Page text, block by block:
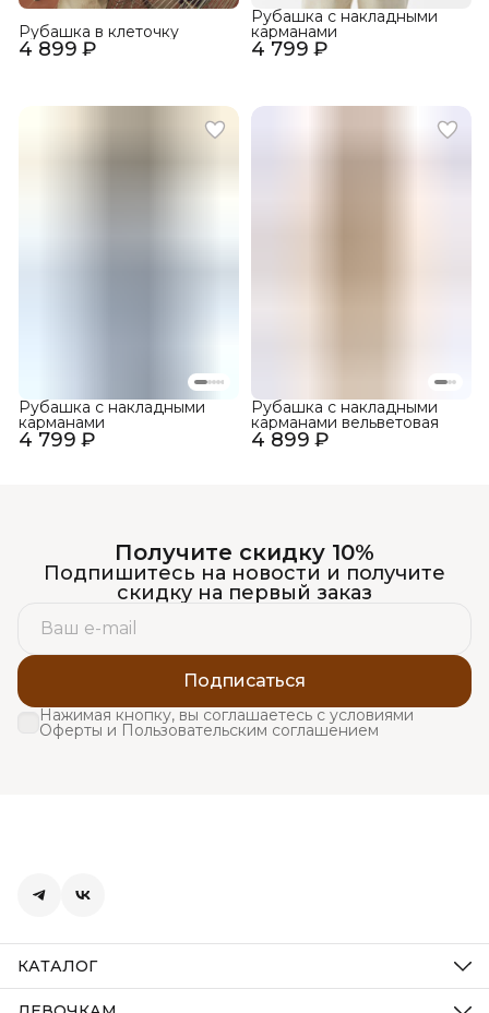
4 899 ₽
Рубашка в клеточку
4 799 ₽
Рубашка с накладными
карманами
4 799 ₽
Рубашка с накладными
карманами
4 899 ₽
Рубашка с накладными
карманами вельветовая
Получите скидку 10%
Подпишитесь на новости и получите
скидку на первый заказ
Подписаться
Нажимая кнопку, вы соглашаетесь с условиями
Оферты и Пользовательским соглашением
КАТАЛОГ